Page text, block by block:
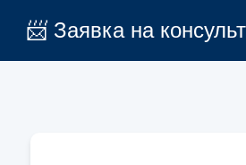
📨 Заявка на